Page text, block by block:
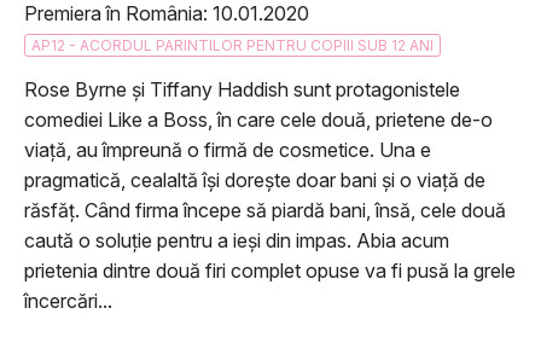
Premiera în România: 10.01.2020
AP12 - ACORDUL PARINTILOR PENTRU COPIII SUB 12 ANI
Rose Byrne și Tiffany Haddish sunt protagonistele
comediei Like a Boss, în care cele două, prietene de-o
viață, au împreună o firmă de cosmetice. Una e
pragmatică, cealaltă își dorește doar bani și o viață de
răsfăț. Când firma începe să piardă bani, însă, cele două
caută o soluție pentru a ieși din impas. Abia acum
prietenia dintre două firi complet opuse va fi pusă la grele
încercări...